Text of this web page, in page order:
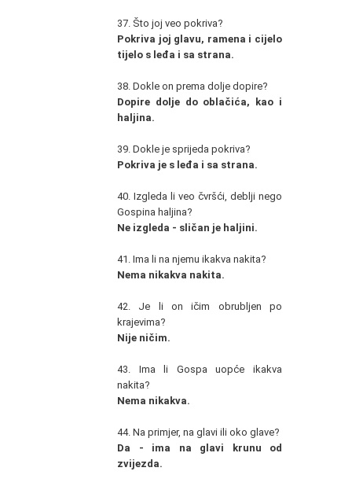
37. Što joj veo pokriva?
Pokriva joj glavu, ramena i cijelo
tijelo s leđa i sa strana.
38. Dokle on prema dolje dopire?
Dopire dolje do oblačića, kao i
haljina.
39. Dokle je sprijeda pokriva?
Pokriva je s leđa i sa strana.
40. Izgleda li veo čvršći, deblji nego
Gospina haljina?
Ne izgleda - sličan je haljini.
41. Ima li na njemu ikakva nakita?
Nema nikakva nakita.
42. Je li on ičim obrubljen po
krajevima?
Nije ničim.
43. Ima li Gospa uopće ikakva
nakita?
Nema nikakva.
44. Na primjer, na glavi ili oko glave?
Da - ima na glavi krunu od
zvijezda.